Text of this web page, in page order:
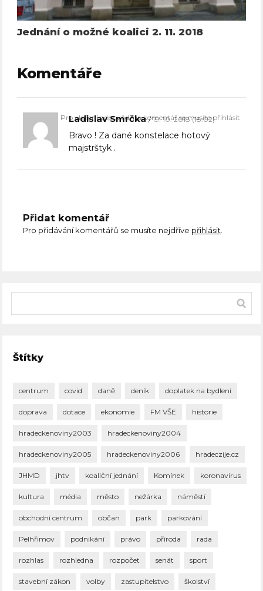
Jednání o možné koalici 2. 11. 2018
Komentáře
Ladislav Smrčka 19. 10. 2018 (18:02)
Bravo ! Za dané konstelace hotový
majstrštyk .
Pro vložení odpovědi na komentář se musíte přihlásit
Přidat komentář
Pro přidávání komentářů se musíte nejdříve přihlásit.
Štítky
centrum covid daně deník doplatek na bydlení
doprava dotace ekonomie FM VŠE historie
hradeckenoviny2003 hradeckenoviny2004
hradeckenoviny2005 hradeckenoviny2006 hradeczije.cz
JHMD jhtv koaliční jednání Komínek koronavirus
kultura média město nežárka náměstí
obchodní centrum občan park parkování
Pelhřimov podnikání právo příroda rada
rozhlas rozhledna rozpočet senát sport
stavební zákon volby zastupitelstvo školství